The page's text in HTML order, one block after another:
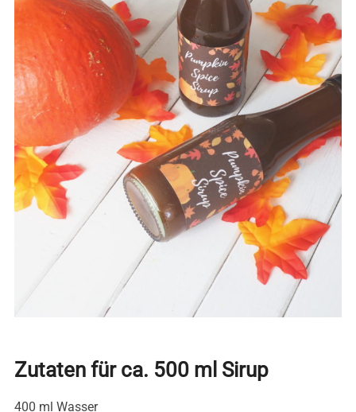
Zutaten für ca. 500 ml Sirup
400 ml Wasser